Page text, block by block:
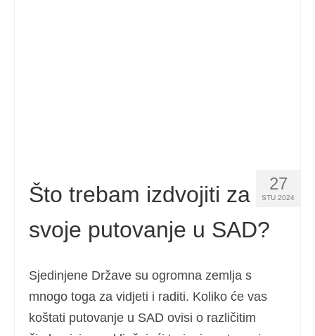
27
STU 2024
Što trebam izdvojiti za
svoje putovanje u SAD?
Sjedinjene Države su ogromna zemlja s
mnogo toga za vidjeti i raditi. Koliko će vas
koštati putovanje u SAD ovisi o različitim